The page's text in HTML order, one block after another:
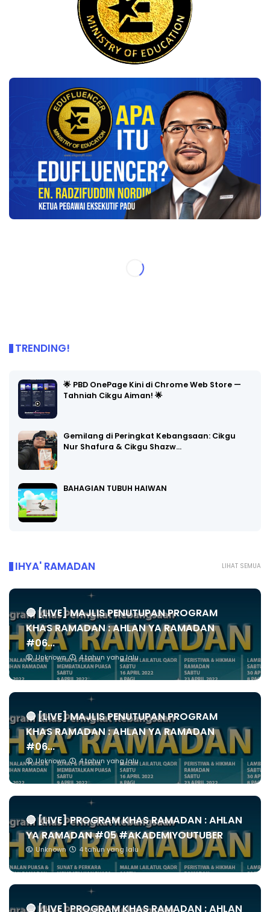
TRENDING!
🌟 PBD OnePage Kini di Chrome Web Store —
Tahniah Cikgu Aiman! 🌟
Gemilang di Peringkat Kebangsaan: Cikgu
Nur Shafura & Cikgu Shazw…
BAHAGIAN TUBUH HAIWAN
LIHAT SEMUA
IHYA' RAMADAN
🔴 [LIVE] MAJLIS PENUTUPAN PROGRAM
KHAS RAMADAN : AHLAN YA RAMADAN
#06...
Unknown 4 tahun yang lalu
🔴 [LIVE] MAJLIS PENUTUPAN PROGRAM
KHAS RAMADAN : AHLAN YA RAMADAN
#06...
Unknown 4 tahun yang lalu
🔴 [LIVE] PROGRAM KHAS RAMADAN : AHLAN
YA RAMADAN #05 #AKADEMIYOUTUBER
Unknown 4 tahun yang lalu
🔴 [LIVE] PROGRAM KHAS RAMADAN : AHLAN